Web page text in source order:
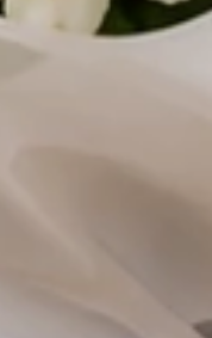
i nowoczesna
– Kwiaty w